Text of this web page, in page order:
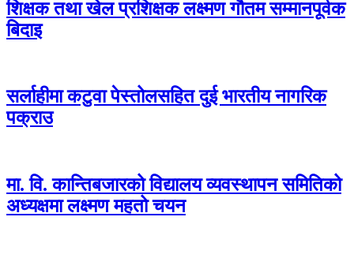
शिक्षक तथा खेल प्रशिक्षक लक्ष्मण गौतम सम्मानपूर्वक
बिदाइ
सर्लाहीमा कटुवा पेस्तोलसहित दुई भारतीय नागरिक
पक्राउ
मा. वि. कान्तिबजारको विद्यालय व्यवस्थापन समितिको
अध्यक्षमा लक्ष्मण महतो चयन